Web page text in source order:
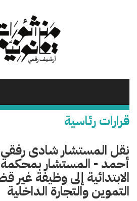
قرارات رئاسية
نقل المستشار شادى رفقى
أحمد - المستشار بمحكمة
الابتدائية إلى وظيفة غير
التموين والتجارة الداخلية